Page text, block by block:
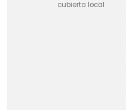
cubierta local